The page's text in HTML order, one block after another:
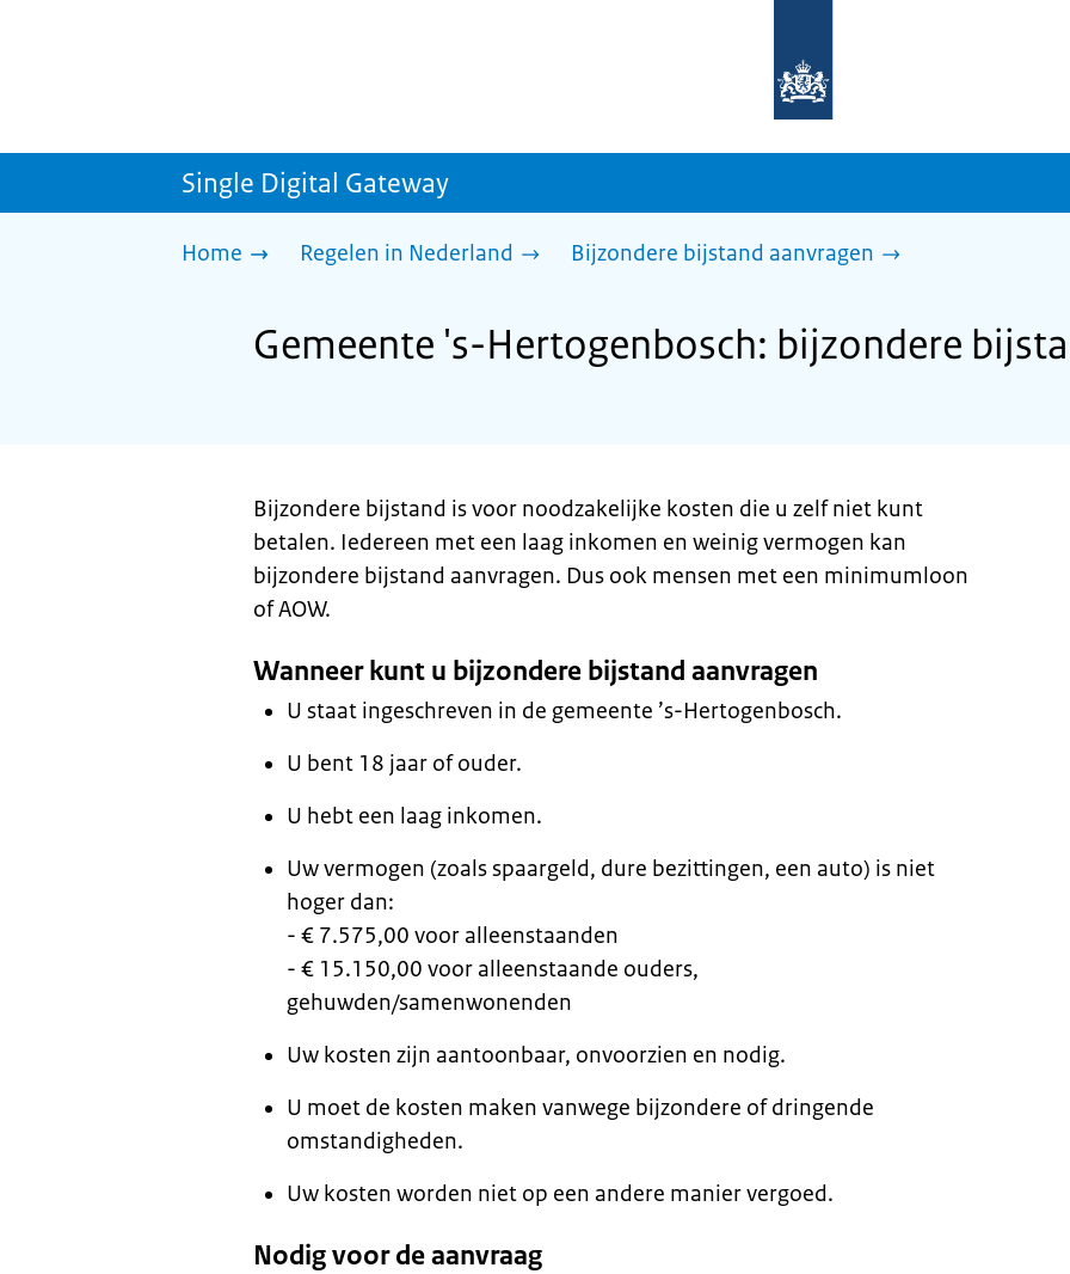
homepage
sdg.rijksoverheid.nl
Single Digital Gateway
Home Regelen in Nederland Bijzondere bijstand aanvragen
Gemeente 's-Hertogenbosch: bijzondere
Bijzondere bijstand is voor noodzakelijke kosten die u zelf niet kunt
betalen. Iedereen met een laag inkomen en weinig vermogen kan
bijzondere bijstand aanvragen. Dus ook mensen met een minimumloon
of AOW.
Wanneer kunt u bijzondere bijstand aanvragen
U staat ingeschreven in de gemeente ’s-Hertogenbosch.
U bent 18 jaar of ouder.
U hebt een laag inkomen.
Uw vermogen (zoals spaargeld, dure bezittingen, een auto) is niet
hoger dan:
- € 7.575,00 voor alleenstaanden
- € 15.150,00 voor alleenstaande ouders,
gehuwden/samenwonenden
Uw kosten zijn aantoonbaar, onvoorzien en nodig.
U moet de kosten maken vanwege bijzondere of dringende
omstandigheden.
Uw kosten worden niet op een andere manier vergoed.
Nodig voor de aanvraag